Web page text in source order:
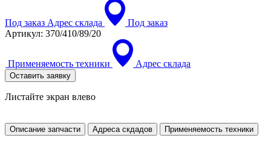
Под заказ Адрес склада
Под заказ
Артикул: 370/410/89/20
Применяемость техники Адрес склада
Оставить заявку
Листайте экран влево
Описание запчасти Адреса скдадов Применяемость техники